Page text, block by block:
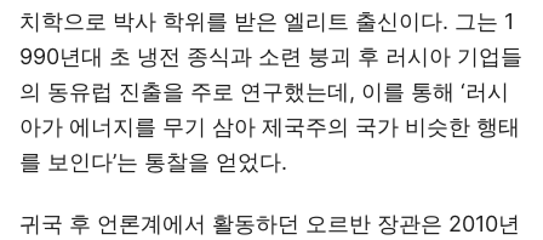
치학으로 박사 학위를 받은 엘리트 출신이다. 그는 1
990년대 초 냉전 종식과 소련 붕괴 후 러시아 기업들
의 동유럽 진출을 주로 연구했는데, 이를 통해 ‘러시
아가 에너지를 무기 삼아 제국주의 국가 비슷한 행태
를 보인다’는 통찰을 얻었다.
귀국 후 언론계에서 활동하던 오르반 장관은 2010년